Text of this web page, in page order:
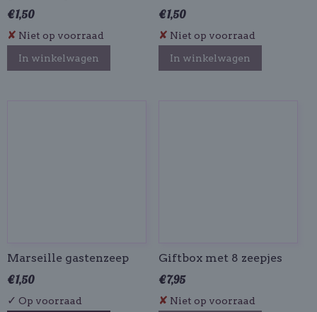
€ 1,50
✘ Niet op voorraad
In winkelwagen
€ 1,50
✘ Niet op voorraad
In winkelwagen
Marseille gastenzeep
€ 1,50
✓ Op voorraad
Giftbox met 8 zeepjes
€ 7,95
✘ Niet op voorraad